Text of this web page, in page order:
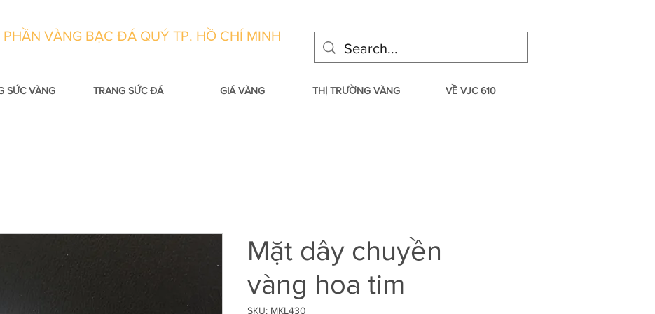
PHẦN VÀNG BẠC ĐÁ QUÝ TP. HỒ CHÍ MINH
SỨC VÀNG TRANG SỨC ĐÁ GIÁ VÀNG THỊ TRƯỜNG VÀNG VỀ VJC 610
Mặt dây chuyền
vàng hoa tim
SKU: MKL430